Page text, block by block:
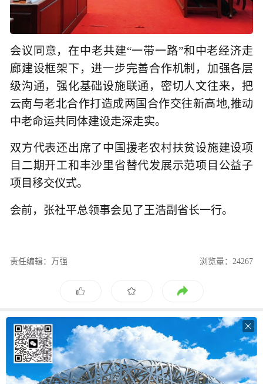
会议同意，在中老共建“一带一路”和中老经济走
廊建设框架下，进一步完善合作机制，加强各层
级沟通，强化基础设施联通，密切人文往来，把
云南与老北合作打造成两国合作交往新高地,推动
中老命运共同体建设走深走实。
双方代表还出席了中国援老农村扶贫设施建设项
目二期开工和丰沙里省替代发展示范项目公益子
项目移交仪式。
会前，张社平总领事会见了王浩副省长一行。
责任编辑：万强 浏览量：24267
